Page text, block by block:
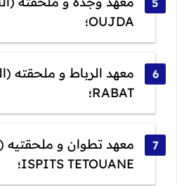
OUJDA؛
RABAT؛
معهد تطوان و
ISPITS TETOUANE؛